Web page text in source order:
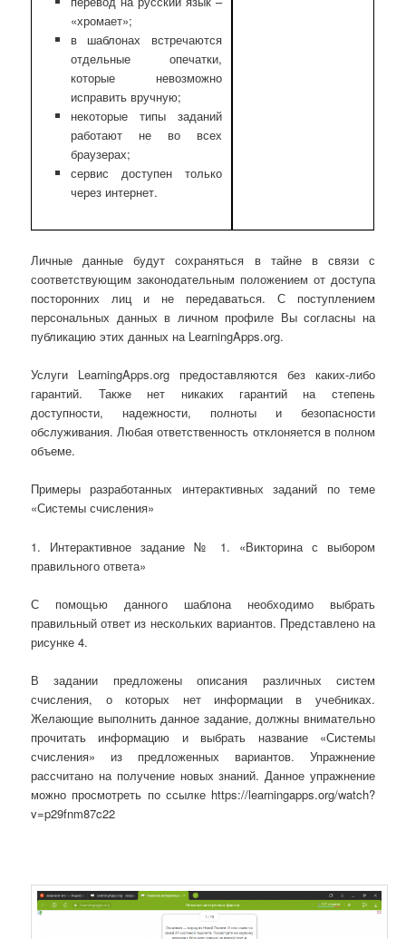
«хромает»;
в шаблонах встречаются
отдельные опечатки,
которые невозможно
исправить вручную;
некоторые типы заданий
работают не во всех
браузерах;
сервис доступен только
через интернет.
Личные данные будут сохраняться в тайне в связи с
соответствующим законодательным положением от доступа
посторонних лиц и не передаваться. С поступлением
персональных данных в личном профиле Вы согласны на
публикацию этих данных на LearningApps.org.
Услуги LearningApps.org предоставляются без каких-либо
гарантий. Также нет никаких гарантий на степень
доступности, надежности, полноты и безопасности
обслуживания. Любая ответственность отклоняется в полном
объеме.
Примеры разработанных интерактивных заданий по теме
«Системы счисления»
1. Интерактивное задание № 1. «Викторина с выбором
правильного ответа»
С помощью данного шаблона необходимо выбрать
правильный ответ из нескольких вариантов. Представлено на
рисунке 4.
В задании предложены описания различных систем
счисления, о которых нет информации в учебниках.
Желающие выполнить данное задание, должны внимательно
прочитать информацию и выбрать название «Системы
счисления» из предложенных вариантов. Упражнение
рассчитано на получение новых знаний. Данное упражнение
можно просмотреть по ссылке https://learningapps.org/watch?
v=p29fnm87c22